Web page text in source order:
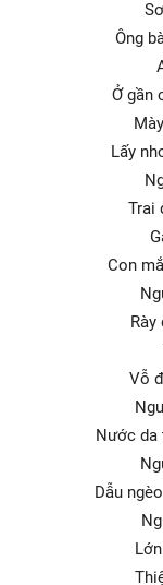
Ông
Ở gần
Lấy
Trai
Con
Vỗ
Nước da
Dẫu